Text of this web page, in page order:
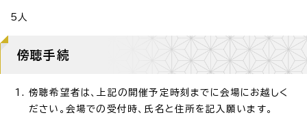
5人
傍聴手続
傍聴希望者は、上記の開催予定時刻までに会場にお越しく
ださい。会場での受付時、氏名と住所を記入願います。